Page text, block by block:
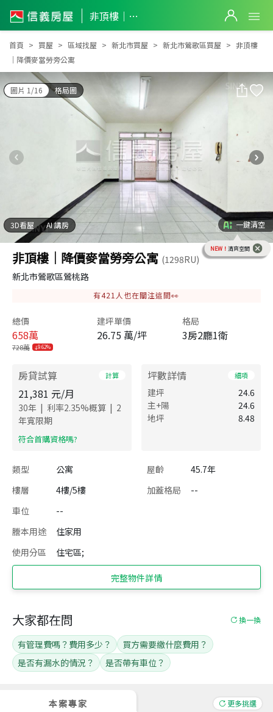
非頂樓｜降價麥當勞旁公寓
非頂樓｜降價麥當勞旁公寓
首頁 買屋 區域找屋 新北市買屋 新北市鶯歌區買屋
非頂樓
｜降價麥當勞旁公寓
圖片 1/16 格局圖
3D看屋 AI 講房 一鍵清空
NEW！ 清爽空間
非頂樓｜降價麥當勞旁公寓 (1298RU)
新北市鶯歌區鶯桃路
有421 人也在關注這間👀
總價
658萬
728萬 9.62%
建坪單價
26.75 萬/坪
格局
3房2廳1衛
房貸試算 計算
21,381 元/月
30年 | 利率2.35%概算 | 2
年寬限期
​符合首購資格嗎?
坪數詳情 細項
建坪
24.6
主+陽
24.6
地坪
8.48
類型 公寓 屋齡
45.7年
樓層
4樓/5樓 加蓋格局
--
車位
--
謄本用途
住家用
使用分區
住宅區;
完整物件詳情
本案專家 更多挑選
大家都在問 換一換
有管理費嗎？費用多少？
買方需要繳什麼費用？
是否有漏水的情況？
是否帶有車位？